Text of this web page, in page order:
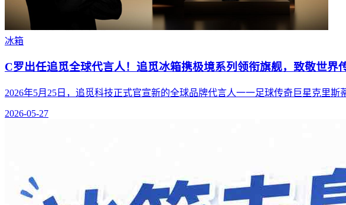
冰箱
C罗出任追觅全球代言人！追觅冰箱携极境系列领衔旗舰，致敬世界
2026年5月25日，追觅科技正式官宣新的全球品牌代言人一一足球传奇巨星克里斯
2026-05-27